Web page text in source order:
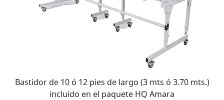
Bastidor de 10 ó 12 pies de largo (3 mts ó 3.70 mts.)
incluido en el paquete HQ Amara